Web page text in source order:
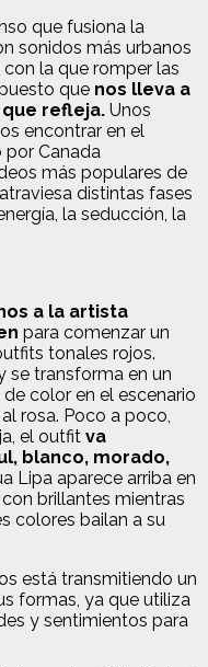
que fusiona la
sonidos más urbanos
la que romper las
que nos lleva a
refleja. Unos
encontrar en el
Canada
más populares de
distintas fases
la seducción, la
a la artista
para comenzar un
tonales rojos.
se transforma en un
color en el escenario
rosa. Poco a poco,
el outfit va
blanco, morado,
Lipa aparece arriba en
brillantes mientras
colores bailan a su
está transmitiendo un
formas, ya que utiliza
y sentimientos para